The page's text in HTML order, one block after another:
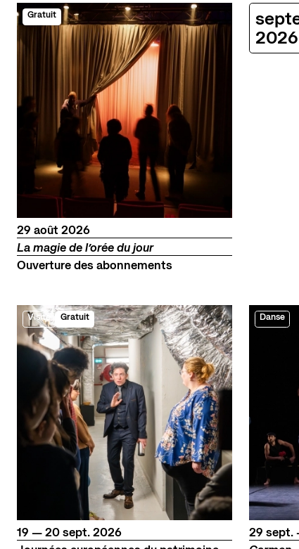
Gratuit
29 août
août 2026
La magie de l’orée du jour
Ouverture des abonnements
2026
Visite Gratuit
du
19 —au
20 septembre
sept. 2026
Danse
du
29 sept.
L'histoire du lieu
L’équipe
Soutiens et
Emplois